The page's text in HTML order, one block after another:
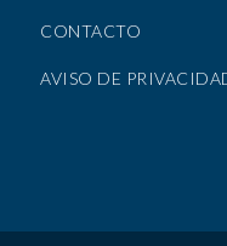
CONTACTO
AVISO DE